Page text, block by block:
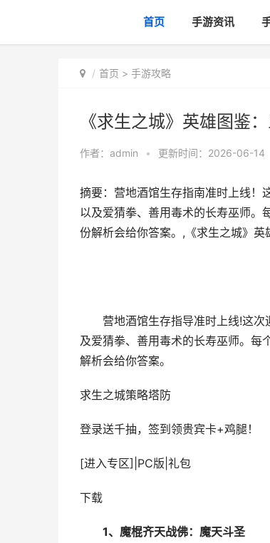
首页 手游资讯
首页 > 手游攻略
《求生之城》英雄图鉴
作者： admin • 更新时间：2026-06-14
摘要：营地酒馆生存指南准时上线！
以及爱猜拳、善用毒术的长寿巫师。
份解析会给你答案。,《求生之城》
营地酒馆生存指导准时上线!这次
及爱猜拳、善用毒术的长寿巫师。每
解析会给你答案。
求生之城策略塔防
登录送千抽，签到领贵宾卡+鸡腿！
[进入专区] PC版 礼包
下载
1、魔棍齐天战佛：魔天斗圣